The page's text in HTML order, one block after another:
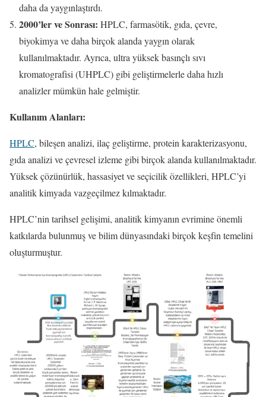
daha da yaygınlaştırdı.
2000’ler ve Sonrası: HPLC, farmasötik, gıda, çevre,
biyokimya ve daha birçok alanda yaygın olarak
kullanılmaktadır. Ayrıca, ultra yüksek basınçlı sıvı
kromatografisi (UHPLC) gibi geliştirmelerle daha hızlı
analizler mümkün hale gelmiştir.
Kullanım Alanları:
HPLC, bileşen analizi, ilaç geliştirme, protein karakterizasyonu,
gıda analizi ve çevresel izleme gibi birçok alanda kullanılmaktadır.
Yüksek çözünürlük, hassasiyet ve seçicilik özellikleri, HPLC’yi
analitik kimyada vazgeçilmez kılmaktadır.
HPLC’nin tarihsel gelişimi, analitik kimyanın evrimine önemli
katkılarda bulunmuş ve bilim dünyasındaki birçok keşfin temelini
oluşturmuştur.